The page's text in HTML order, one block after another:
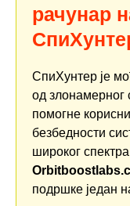
рачунар
СпиХунтер је
од злонамерног
помогне
безбедности
широког
подршке један